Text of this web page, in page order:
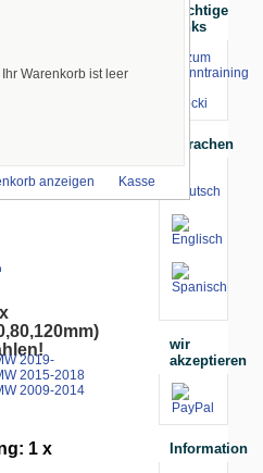
Ihr Warenkorb ist leer
anzeigen Kasse
2019-
2015-2018
2009-2014
(12.9) 45mm-120mm
M10 x 1,25
120mm
1 x
Wichtige
Links
⇒ zum
Renntraining
Stecki
Sprachen
wir
akzeptieren
Information